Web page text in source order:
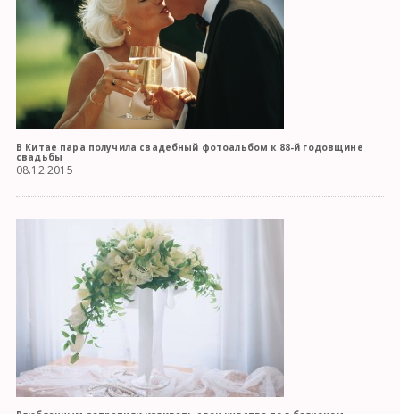
В Китае пара получила свадебный фотоальбом к 88-й годовщине
свадьбы
08.12.2015